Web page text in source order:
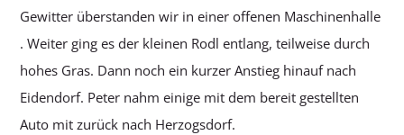
Gewitter überstanden wir in einer offenen Maschinenhalle
. Weiter ging es der kleinen Rodl entlang, teilweise durch
hohes Gras. Dann noch ein kurzer Anstieg hinauf nach
Eidendorf. Peter nahm einige mit dem bereit gestellten
Auto mit zurück nach Herzogsdorf.